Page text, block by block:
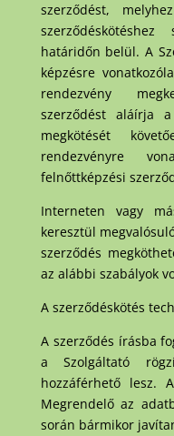
szerződést,
határidőn belül. A
képzésre
rendezvény
szerződést aláírja
megkötését
rendezvényre
felnőttképzési
Interneten vagy
keresztül
szerződés
az alábbi szabályok
A szerződéskötés
A szerződés írásba
a Szolgáltató
hozzáférhető lesz.
Megrendelő az
során bármikor